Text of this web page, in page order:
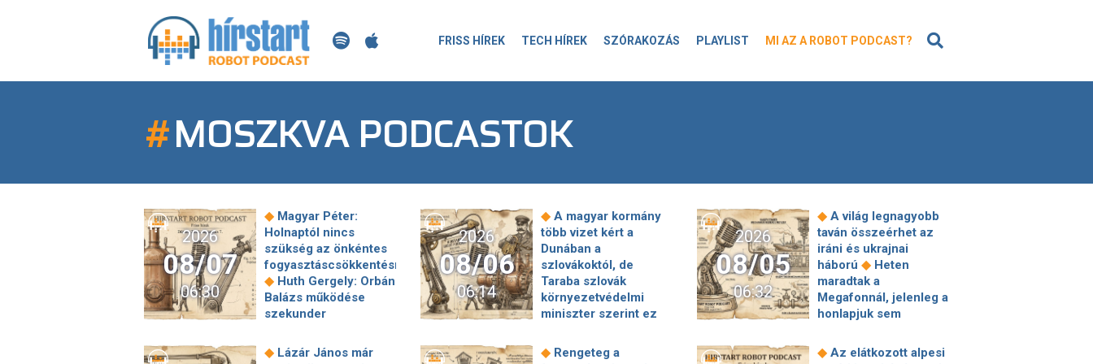
FRISS HÍREK TECH HÍREK SZÓRAKOZÁS PLAYLIST MI AZ A ROBOT PODCAST?
#MOSZKVA PODCASTOK
2026
08/07
06:30
◆ Magyar Péter:
Holnaptól nincs
szükség az önkéntes
fogyasztáscsökkentésre
◆ Huth Gergely: Orbán
Balázs működése
szekunder
ki a teljes jobboldalon
2026
08/06
06:14
◆ A magyar kormány
több vizet kért a
Dunában a
szlovákoktól, de
Taraba szlovák
környezetvédelmi
miniszter szerint ez
Nem minden hallgatás
2026
08/05
06:32
◆ A világ legnagyobb
taván összeérhet az
iráni és ukrajnai
háború ◆ Heten
maradtak a
Megafonnál, jelenleg a
honlapjuk sem
Sportügynökség
◆ Lázár János már
◆ Rengeteg a
◆ Az elátkozott alpesi